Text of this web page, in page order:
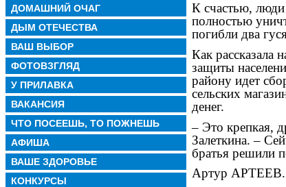
ДОМАШНИЙ ОЧАГ
ДЫМ ОТЕЧЕСТВА
ВАШ ВЫБОР
ФОТОВЗГЛЯД
У ПРИЛАВКА
ВАКАНСИЯ
ЧТО ПОСЕЕШЬ, ТО ПОЖНЕШЬ
АФИША
ВАШЕ ЗДОРОВЬЕ
КОНКУРСЫ
К счастью,
полностью
погибли два
Как рассказала
защиты
району идет
сельских
денег.
– Это крепкая,
Залеткина. –
братья решили
Артур АРТЕЕВ.